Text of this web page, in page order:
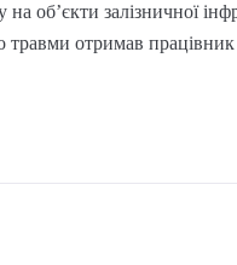
об’єкти залізничної
отримав